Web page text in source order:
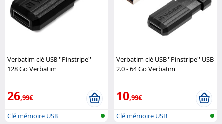
Verbatim clé USB ''Pinstripe'' -
128 Go Verbatim
26,99€
Clé mémoire USB
Verbatim clé USB ''Pinstripe'' USB
2.0 - 64 Go Verbatim
10,99€
Clé mémoire USB